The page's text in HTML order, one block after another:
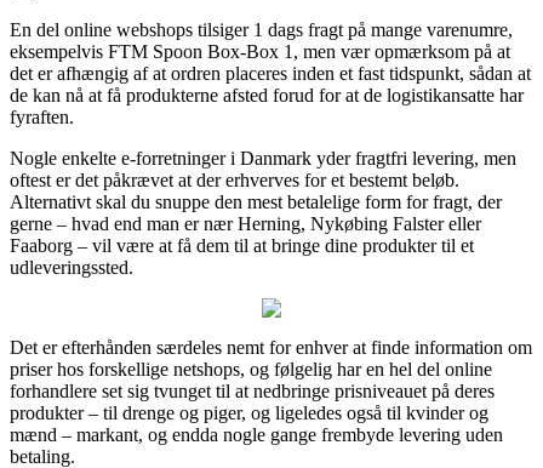
En del online webshops tilsiger 1 dags fragt på mange varenumre,
eksempelvis FTM Spoon Box-Box 1, men vær opmærksom på at
det er afhængig af at ordren placeres inden et fast tidspunkt, sådan at
de kan nå at få produkterne afsted forud for at de logistikansatte har
fyraften.
Nogle enkelte e-forretninger i Danmark yder fragtfri levering, men
oftest er det påkrævet at der erhverves for et bestemt beløb.
Alternativt skal du snuppe den mest betalelige form for fragt, der
gerne – hvad end man er nær Herning, Nykøbing Falster eller
Faaborg – vil være at få dem til at bringe dine produkter til et
udleveringssted.
Det er efterhånden særdeles nemt for enhver at finde information om
priser hos forskellige netshops, og følgelig har en hel del online
forhandlere set sig tvunget til at nedbringe prisniveauet på deres
produkter – til drenge og piger, og ligeledes også til kvinder og
mænd – markant, og endda nogle gange frembyde levering uden
betaling.